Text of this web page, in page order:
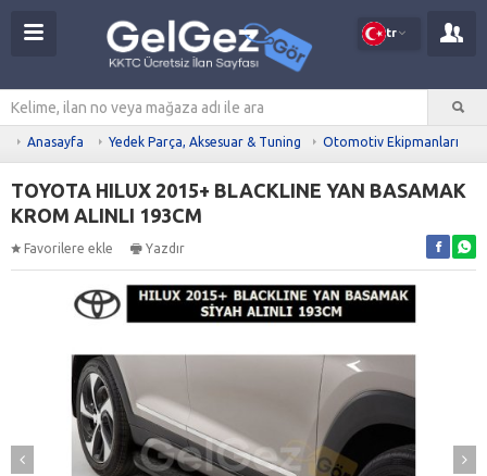
tr
Anasayfa Yedek Parça, Aksesuar & Tuning Otomotiv Ekipmanları
TOYOTA HILUX 2015+ BLACKLINE YAN BASAMAK
KROM ALINLI 193CM
Favorilere ekle Yazdır